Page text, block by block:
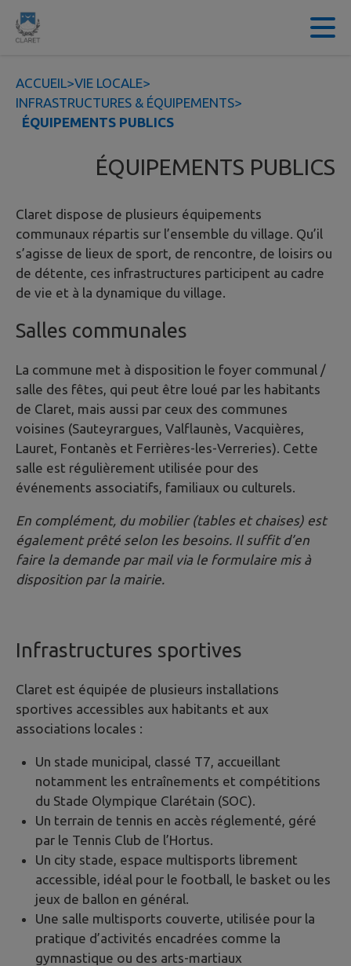
Contenu
ACCUEIL>VIE LOCALE>
INFRASTRUCTURES & ÉQUIPEMENTS>
ÉQUIPEMENTS PUBLICS
ÉQUIPEMENTS PUBLICS
Claret dispose de plusieurs équipements
communaux répartis sur l’ensemble du village. Qu’il
s’agisse de lieux de sport, de rencontre, de loisirs ou
de détente, ces infrastructures participent au cadre
de vie et à la dynamique du village.
Salles communales
La commune met à disposition le foyer communal /
salle des fêtes, qui peut être loué par les habitants
de Claret, mais aussi par ceux des communes
voisines (Sauteyrargues, Valflaunès, Vacquières,
Lauret, Fontanès et Ferrières-les-Verreries). Cette
salle est régulièrement utilisée pour des
événements associatifs, familiaux ou culturels.
En complément, du mobilier (tables et chaises) est
également prêté selon les besoins. Il suffit d’en
faire la demande par mail via le formulaire mis à
disposition par la mairie.
Infrastructures sportives
Claret est équipée de plusieurs installations
sportives accessibles aux habitants et aux
associations locales :
Un stade municipal, classé T7, accueillant
notamment les entraînements et compétitions
du Stade Olympique Clarétain (SOC).
Un terrain de tennis en accès réglementé, géré
par le Tennis Club de l’Hortus.
Un city stade, espace multisports librement
accessible, idéal pour le football, le basket ou les
jeux de ballon en général.
Une salle multisports couverte, utilisée pour la
pratique d’activités encadrées comme la
gymnastique ou des arts-martiaux